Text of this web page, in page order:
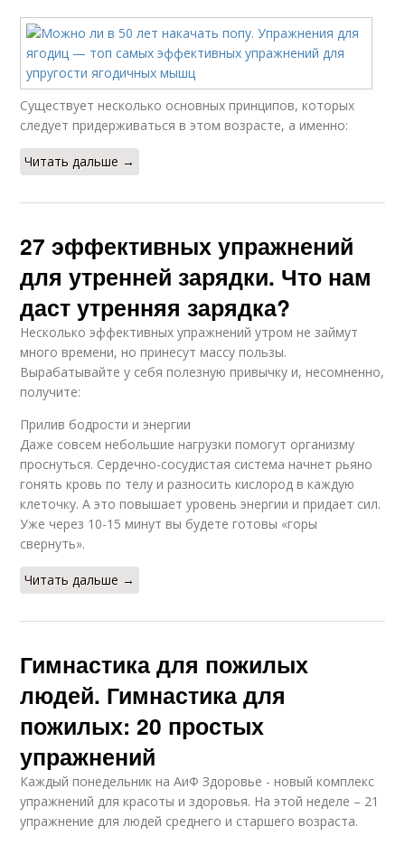
Существует несколько основных принципов, которых
следует придерживаться в этом возрасте, а именно:
Читать дальше →
27 эффективных упражнений
для утренней зарядки. Что нам
даст утренняя зарядка?
Несколько эффективных упражнений утром не займут
много времени, но принесут массу пользы.
Вырабатывайте у себя полезную привычку и, несомненно,
получите:
Прилив бодрости и энергии
Даже совсем небольшие нагрузки помогут организму
проснуться. Сердечно-сосудистая система начнет рьяно
гонять кровь по телу и разносить кислород в каждую
клеточку. А это повышает уровень энергии и придает сил.
Уже через 10-15 минут вы будете готовы «горы
свернуть».
Читать дальше →
Гимнастика для пожилых
людей. Гимнастика для
пожилых: 20 простых
упражнений
Каждый понедельник на АиФ Здоровье - новый комплекс
упражнений для красоты и здоровья. На этой неделе – 21
упражнение для людей среднего и старшего возраста.